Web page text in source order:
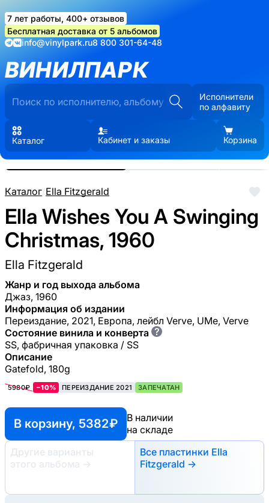
7 лет работы, 400+ отзывов
Бесплатная доставка от 5 альбомов
info@vinylpark.ru8 800 301-64-48
ВИНИЛПАРК
Исполнители
по алфавиту
Каталог Кабинет и заказы Корзина
Каталог/Ella Fitzgerald
Ella Wishes You A Swinging
Christmas, 1960
Ella Fitzgerald
Жанр и год выхода альбома
Джаз, 1960
Информация об издании
Переиздание, 2021, Европа, лейбл Verve, UMe, Verve
Состояние винила и конверта ?
SS, фабричная упаковка / SS
Описание
Gatefold, 180g
5980₽ −10% ПЕРЕИЗДАНИЕ 2021 ЗАПЕЧАТАН
В корзину, 5382 ₽
В наличии
на складе
Другие варианты
этого альбома
→
Все пластинки Ella
Fitzgerald →
Реальные фото пластинки.
Нажмите, чтобы увеличить